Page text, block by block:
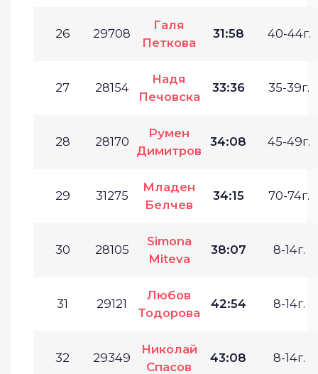
26 29708
Галя
Петкова
31:58 40-44г.
27 28154
Надя
Печовска
33:36 35-39г.
28 28170
Румен
Димитров
34:08 45-49г.
29 31275
Младен
Белчев
34:15 70-74г.
30 28105
Simona
Miteva
38:07 8-14г.
31 29121
Любов
Тодорова
42:54 8-14г.
32 29349
Николай
Спасов
43:08 8-14г.